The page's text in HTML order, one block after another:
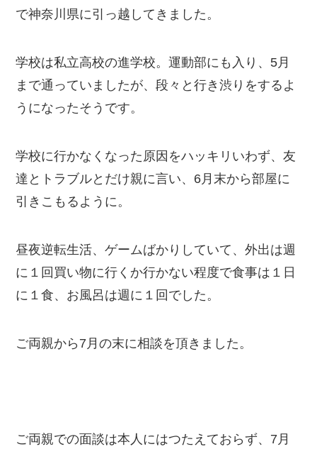
で神奈川県に引っ越してきました。
学校は私立高校の進学校。運動部にも入り、5月
まで通っていましたが、段々と行き渋りをするよ
うになったそうです。
学校に行かなくなった原因をハッキリいわず、友
達とトラブルとだけ親に言い、6月末から部屋に
引きこもるように。
昼夜逆転生活、ゲームばかりしていて、外出は週
に１回買い物に行くか行かない程度で食事は１日
に１食、お風呂は週に１回でした。
ご両親から7月の末に相談を頂きました。
ご両親での面談は本人にはつたえておらず、7月